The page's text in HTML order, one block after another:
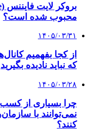
محبوب شده است؟
۱۴۰۵/۰۳/۳۱
که نباید نادیده بگیرید
۱۴۰۵/۰۳/۲۸
چرا بسیاری از
نمی‌توانند با
کنند؟